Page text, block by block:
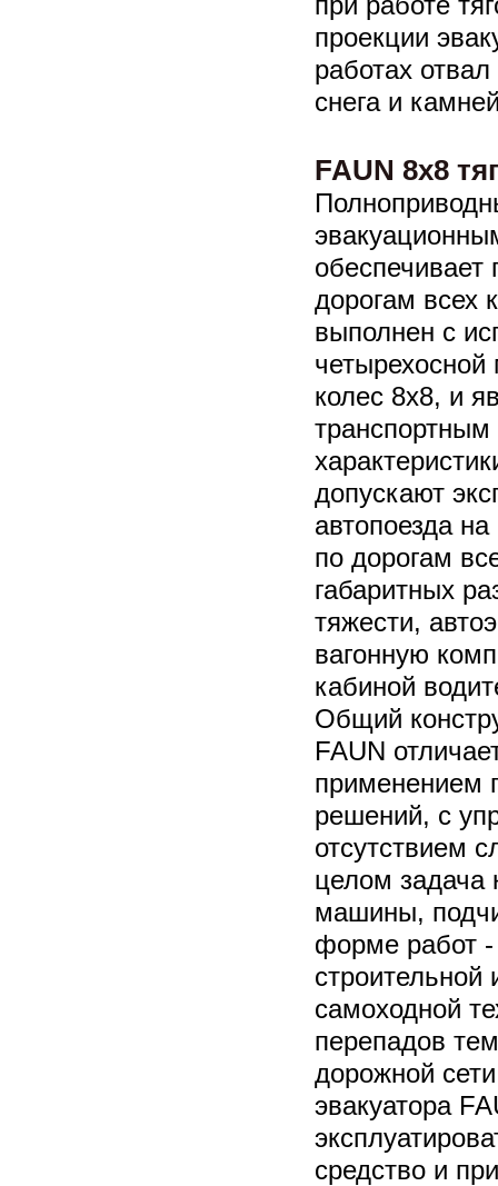
проекции
работах
снега и
FAUN 8x8
дорогам всех
выполнен с
колес 8х8, и
допускают
автопоезда
по дорогам
габаритных
тяжести,
вагонную
кабиной
Общий
FAUN
применением
решений, с
отсутствием
целом задача
машины,
форме работ -
самоходной
перепадов
дорожной
эвакуатора
средство и